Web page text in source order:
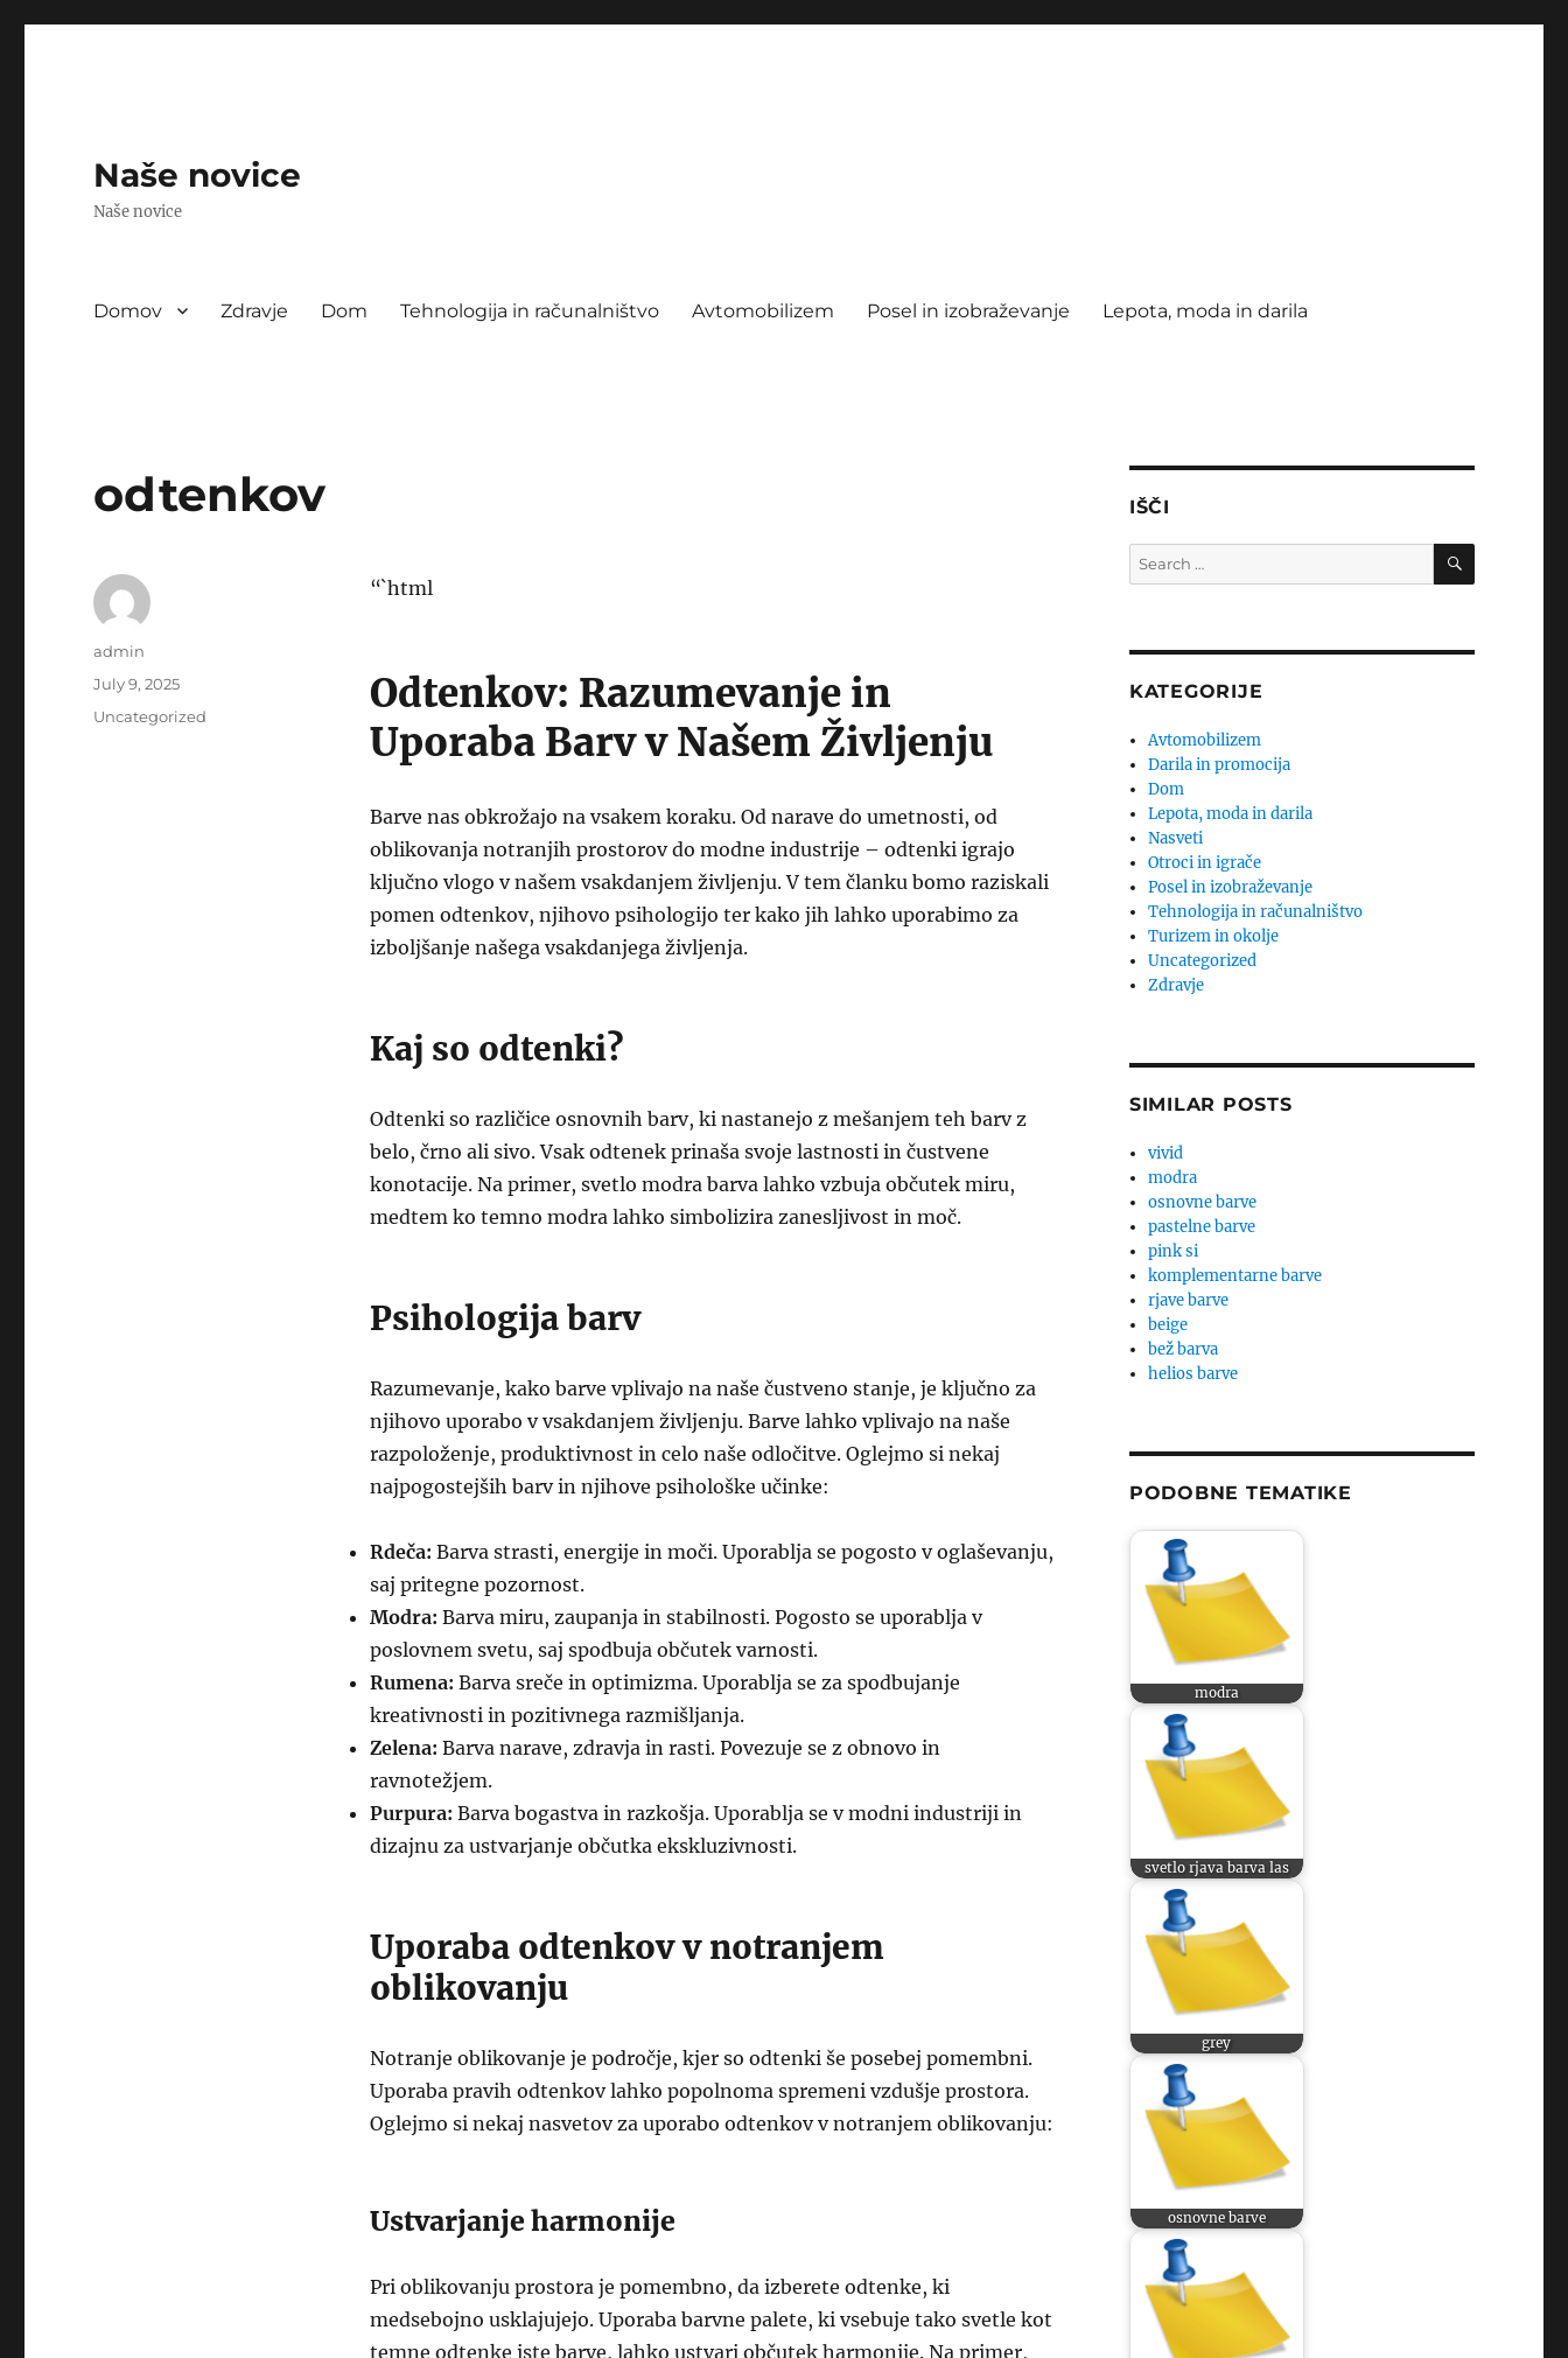
Naše novice
Naše novice
Domov Zdravje Dom Tehnologija in računalništvo Avtomobilizem Posel in izobraževanje Lepota, moda in darila
odtenkov
“`html
Odtenkov: Razumevanje in
Uporaba Barv v Našem Življenju
Barve nas obkrožajo na vsakem koraku. Od narave do umetnosti, od
oblikovanja notranjih prostorov do modne industrije – odtenki igrajo
ključno vlogo v našem vsakdanjem življenju. V tem članku bomo raziskali
pomen odtenkov, njihovo psihologijo ter kako jih lahko uporabimo za
izboljšanje našega vsakdanjega življenja.
Kaj so odtenki?
Odtenki so različice osnovnih barv, ki nastanejo z mešanjem teh barv z
belo, črno ali sivo. Vsak odtenek prinaša svoje lastnosti in čustvene
konotacije. Na primer, svetlo modra barva lahko vzbuja občutek miru,
medtem ko temno modra lahko simbolizira zanesljivost in moč.
Psiho­logija barv
Razumevanje, kako barve vplivajo na naše čustveno stanje, je ključno za
njihovo uporabo v vsakdanjem življenju. Barve lahko vplivajo na naše
razpoloženje, produktivnost in celo naše odločitve. Oglejmo si nekaj
najpogostejših barv in njihove psihološke učinke:
Rdeča: Barva strasti, energije in moči. Uporablja se pogosto v oglaševanju,
saj pritegne pozornost.
Modra: Barva miru, zaupanja in stabilnosti. Pogosto se uporablja v
poslovnem svetu, saj spodbuja občutek varnosti.
Rumena: Barva sreče in optimizma. Uporablja se za spodbujanje
kreativnosti in pozitivnega razmišljanja.
Zelena: Barva narave, zdravja in rasti. Povezuje se z obnovo in
ravnotežjem.
Purpu­ra: Barva bogastva in razkošja. Uporablja se v modni industriji in
dizajnu za ustvarjanje občutka ekskluzivnosti.
Uporaba odtenkov v notranjem
oblikovanju
Notranje oblikovanje je področje, kjer so odtenki še posebej pomembni.
Uporaba pravih odtenkov lahko popolnoma spremeni vzdušje prostora.
Oglejmo si nekaj nasvetov za uporabo odtenkov v notranjem oblikovanju:
Ustvarjanje harmonije
Pri oblikovanju prostora je pomembno, da izberete odtenke, ki
medsebojno usklajujejo. Uporaba barvne palete, ki vsebuje tako svetle kot
temne odtenke iste barve, lahko ustvari občutek harmonije. Na primer,
Author
admin
Posted
July 9, 2025
Categories
Uncategorized
IŠČI
Search
for:
SEARCH
KATEGORIJE
Avtomobilizem
Darila in promocija
Dom
Lepota, moda in darila
Nasveti
Otroci in igrače
Posel in izobraževanje
Tehnologija in računalništvo
Turizem in okolje
Uncategorized
Zdravje
SIMILAR POSTS
vivid
modra
osnovne barve
pastelne barve
pink si
komplementarne barve
rjave barve
beige
bež barva
helios barve
PODOBNE TEMATIKE
modra
svetlo rjava barva las
grey
osnovne barve